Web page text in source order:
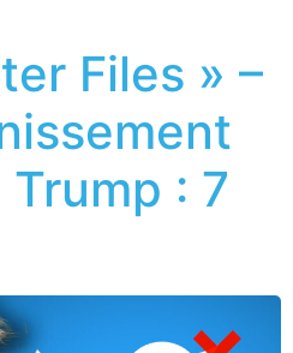
Files » –
: 7